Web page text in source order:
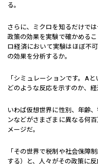
る。
さらに、ミクロを知るだけで
政策の効果を実験で確かめる
ロ経済において実験はほぼ不
の効果を分析するか。
「シミュレーションです。A
どのような反応を示すのか、
いわば仮想世界に性別、年齢
ンなどがさまざまに異なる何
メージだ。
「その世界で税制や社会保障
する）と、人々がその政策に